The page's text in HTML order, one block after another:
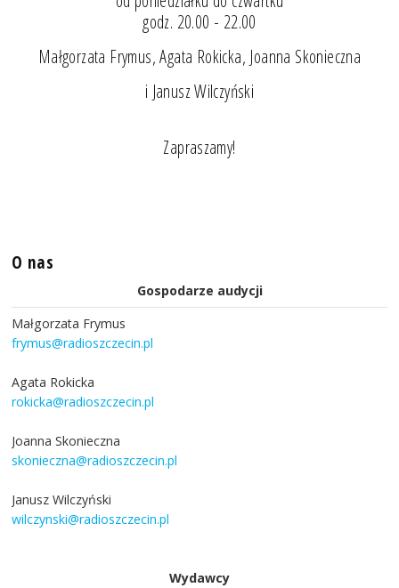
godz. 20.00 - 22.00
Małgorzata Frymus, Agata Rokicka, Joanna Skonieczna
i Janusz Wilczyński
Zapraszamy!
O nas
Gospodarze audycji
Małgorzata Frymus
frymus@radioszczecin.pl
Agata Rokicka
rokicka@radioszczecin.pl
Joanna Skonieczna
skonieczna@radioszczecin.pl
Janusz Wilczyński
wilczynski@radioszczecin.pl
Wydawcy